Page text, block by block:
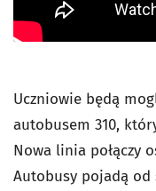
Uczniowie będą
autobusem 310,
Nowa linia połączy
Autobusy pojadą od